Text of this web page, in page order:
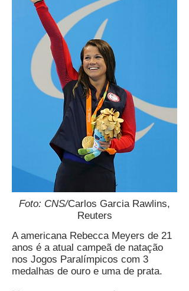
Foto: CNS/Carlos Garcia Rawlins,
Reuters
A americana Rebecca Meyers de 21
anos é a atual campeã de natação
nos Jogos Paralímpicos com 3
medalhas de ouro e uma de prata.